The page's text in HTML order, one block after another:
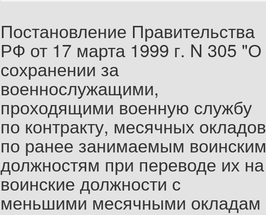
Постановление Правительства
РФ от 17 марта 1999 г. N 305 "О
сохранении за
военнослужащими,
проходящими военную службу
по контракту, месячных окладов
по ранее занимаемым воинским
должностям при переводе их на
воинские должности с
меньшими месячными окладам